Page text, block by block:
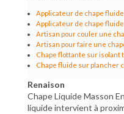
Applicateur de chape
Applicateur de chape
Artisan pour couler une
Artisan pour faire une
Chape flottante sur isolant
Chape fluide sur plancher
Renaison
Chape Liquide Masson
liquide intervient à